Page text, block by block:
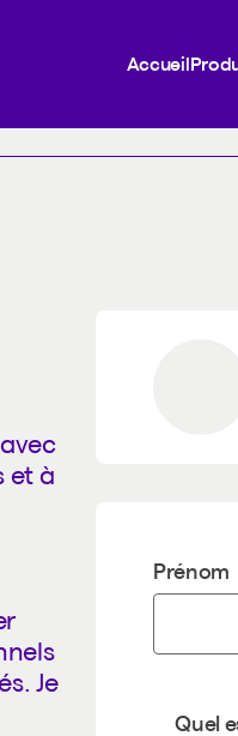
Accueil
et à
Je
Prénom
Quel